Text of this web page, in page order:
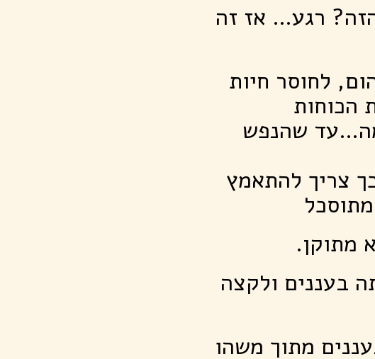
רגע… אז זה
לחוסר חיות
הכוחות
שהנפש
צריך להתאמץ
מתוקן.
בעננים ולקצה
מתוך משהו